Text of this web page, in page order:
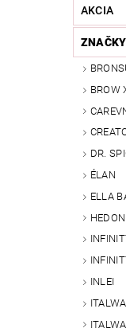
AKCIA
ZNAČKY
BROW
DR.
ÉLAN
ELLA
INLEI